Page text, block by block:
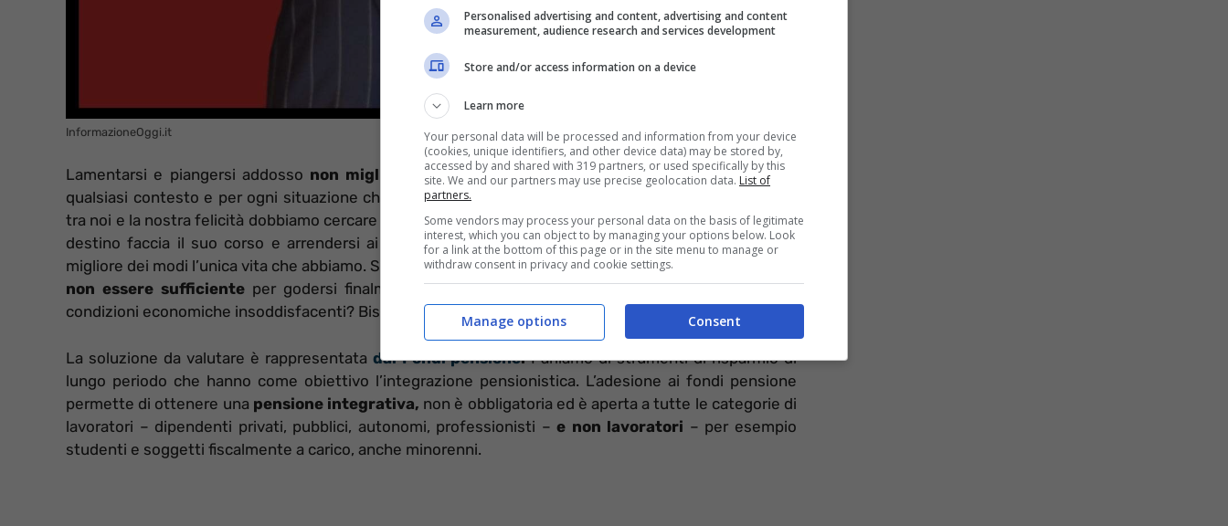
InformazioneOggi.it
Lamentarsi e piangersi addosso non migliorerà la propria condizione. Tale affermazione vale in
qualsiasi contesto e per ogni situazione che si è chiamati ad affrontare. Se un ostacolo si interpone
tra noi e la nostra felicità dobbiamo cercare di trovare il modo per saltarlo o raggirarlo. Aspettare che il
destino faccia il suo corso e arrendersi ai probleminon è l’atteggiamento giustoper vivere nel
migliore dei modi l’unica vita che abbiamo. Se il pensiero che un domanila vostra pensione potrebbe
non essere sufficiente per godersi finalmente il meritato riposo perché attendere di trovarsi in
condizioni economiche insoddisfacenti? Bisogna agire subito per non trovarsi un domani in difficoltà.
La soluzione da valutare è rappresentata dai Fondi pensione.Parliamo di strumenti di risparmio di
lungo periodo che hanno come obiettivo l’integrazione pensionistica. L’adesione ai fondi pensione
permette di ottenere una pensione integrativa, non è obbligatoria ed è aperta a tutte le categorie di
lavoratori – dipendenti privati, pubblici, autonomi, professionisti –e non lavoratori – per esempio
studenti e soggetti fiscalmente a carico, anche minorenni.
Personalised advertising and content, advertising and content
measurement, audience research and services development
Store and/or access information on a device
Learn more
Your personal data will be processed and information from your device
(cookies, unique identifiers, and other device data) may be stored by,
accessed by and shared with 319 partners, or used specifically by this
site. We and our partners may use precise geolocation data. List of
partners.
Some vendors may process your personal data on the basis of legitimate
interest, which you can object to by managing your options below. Look
for a link at the bottom of this page or in the site menu to manage or
withdraw consent in privacy and cookie settings.
Consent
Manage options